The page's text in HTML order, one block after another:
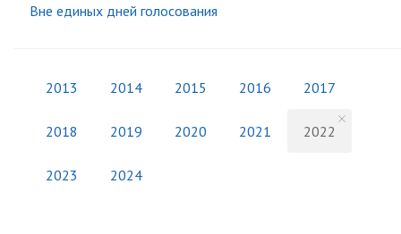
Вне единых дней голосования
2013 2014 2015 2016 2017
2018 2019 2020 2021 2022
2023 2024